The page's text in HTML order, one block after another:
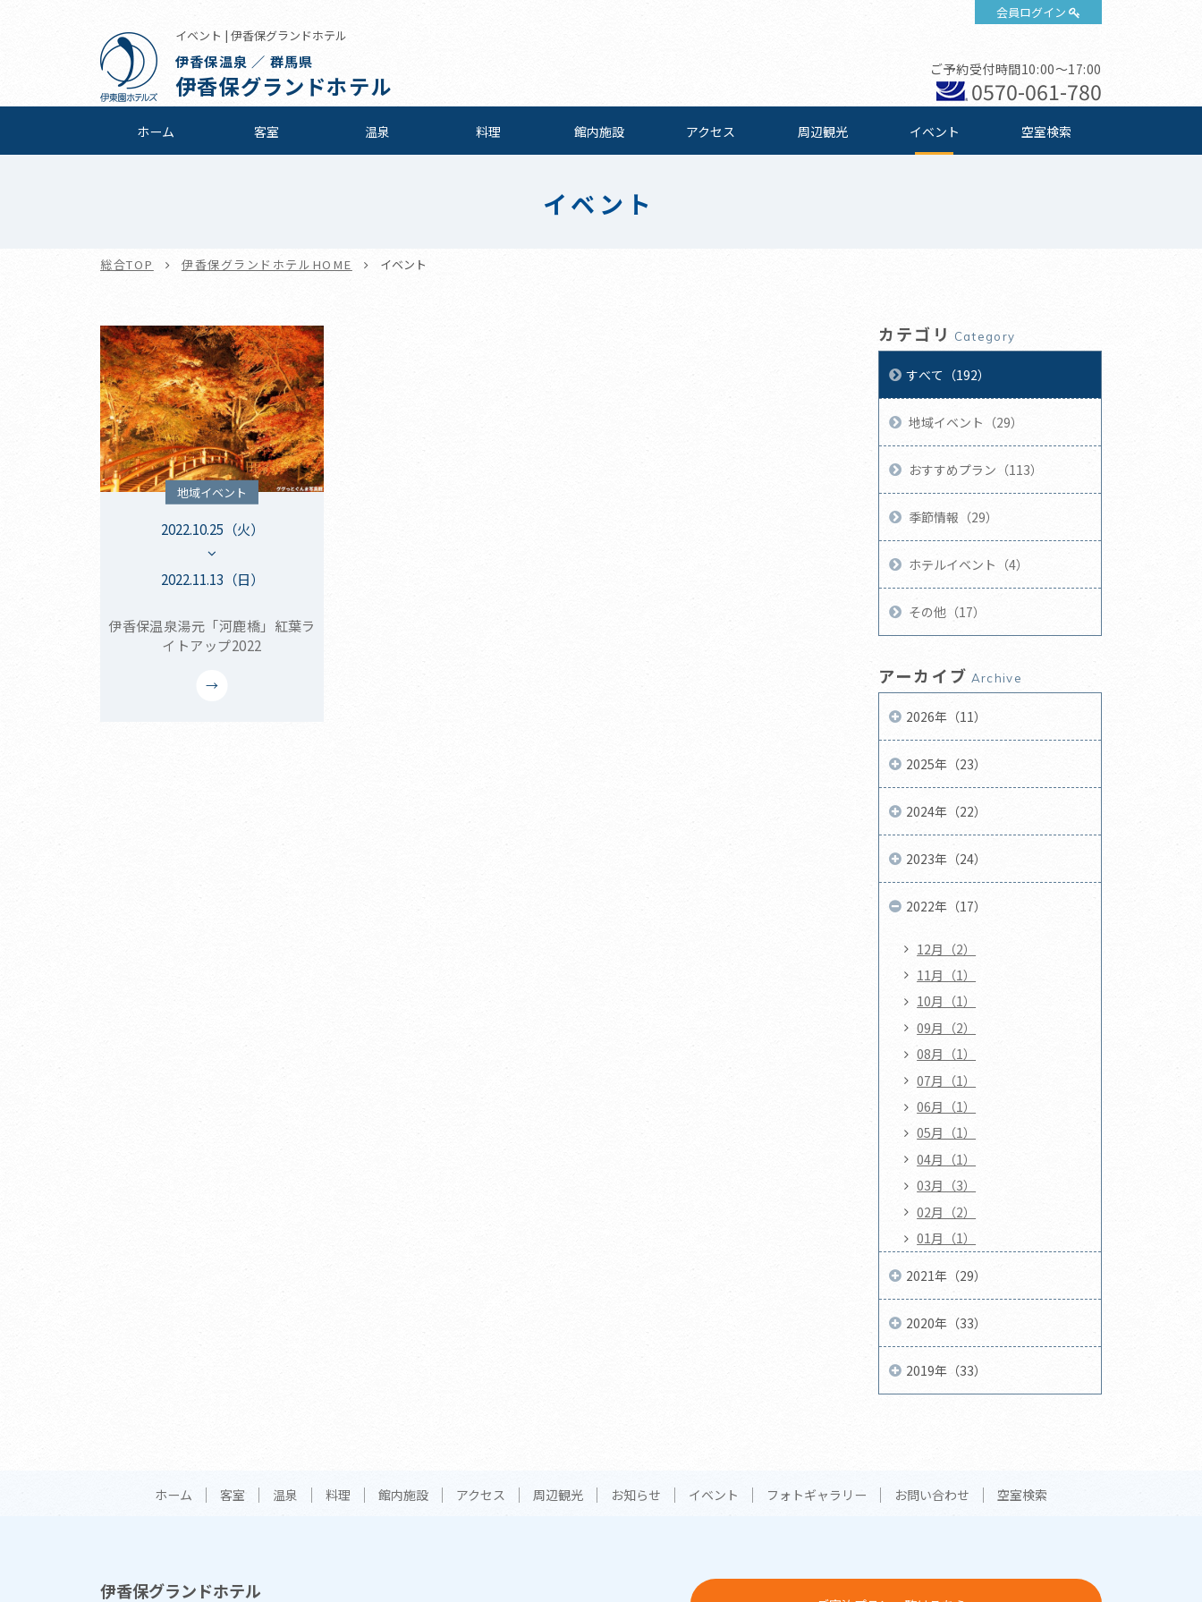
会員ログイン
イベント | 伊香保グランドホテル
伊香保温泉 ／ 群馬県
伊香保グランドホテル
ご予約受付時間10:00～17:00
0570-061-780
ホーム 客室 温泉 料理 館内施設 アクセス 周辺観光 イベント 空室検索
イベント
総合TOP 伊香保グランドホテルHOME イベント
地域イベント
2022.10.25（火）
2022.11.13（日）
伊香保温泉湯元「河鹿橋」紅葉ラ
イトアップ2022
カテゴリ Category
すべて（192）
地域イベント（29）
おすすめプラン（113）
季節情報（29）
ホテルイベント（4）
その他（17）
アーカイブ Archive
2026年（11）
2025年（23）
2024年（22）
2023年（24）
2022年（17）
12月（2）
11月（1）
10月（1）
09月（2）
08月（1）
07月（1）
06月（1）
05月（1）
04月（1）
03月（3）
02月（2）
01月（1）
2021年（29）
2020年（33）
2019年（33）
ホーム 客室 温泉 料理 館内施設 アクセス 周辺観光 お知らせ イベント フォトギャラリー お問い合わせ 空室検索
伊香保グランドホテル